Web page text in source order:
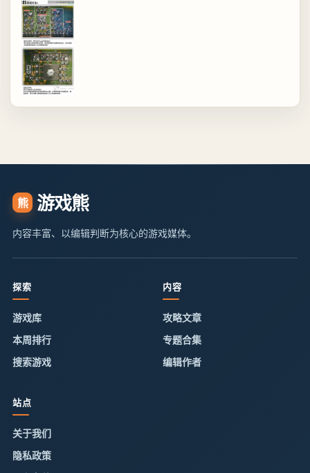
熊 游戏熊
内容丰富、以编辑判断为核心的游戏媒体。
探索
游戏库
本周排行
搜索游戏
内容
攻略文章
专题合集
编辑作者
站点
关于我们
隐私政策